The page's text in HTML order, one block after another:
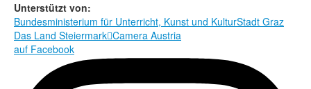
Unterstützt von:
Bundesministerium für Unterricht, Kunst und KulturStadt Graz
Das Land SteiermarkCamera Austria
auf Facebook